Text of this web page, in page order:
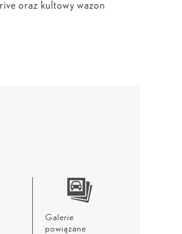
oraz kultowy wazon
Galerie
powiązane